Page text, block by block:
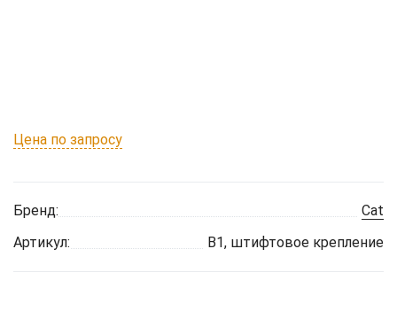
Цена по запросу
Бренд:
Cat
Артикул:
B1, штифтовое крепление